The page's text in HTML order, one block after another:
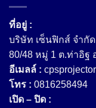
ที่อยู่ :
บริษัท เซ็นฟิกส์ จํากัด
80/48 หมู่ 1 ต.ท่าอิฐ
อีเมลล์ :
โทร : 0816258494
เปิด – ปิด :